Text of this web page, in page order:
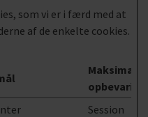
som vi er i færd med at
af de enkelte cookies.
Maksimal
Session